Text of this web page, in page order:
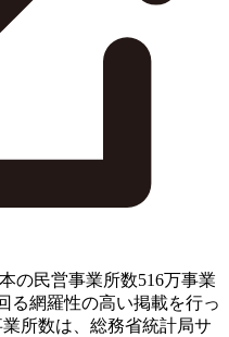
の民営事業所数516万事業
る網羅性の高い掲載を行っ
所数は、総務省統計局サ